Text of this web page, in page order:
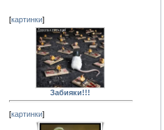
[картинки]
Забияки!!!
[картинки]